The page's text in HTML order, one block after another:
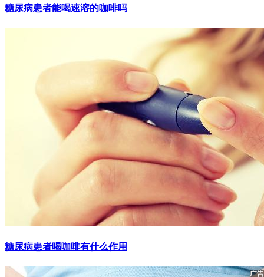
糖尿病患者能喝速溶的咖啡吗
糖尿病患者喝咖啡有什么作用